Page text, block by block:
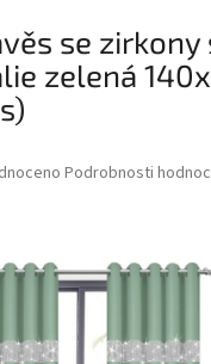
se zirkony
zelená
Podrobnosti